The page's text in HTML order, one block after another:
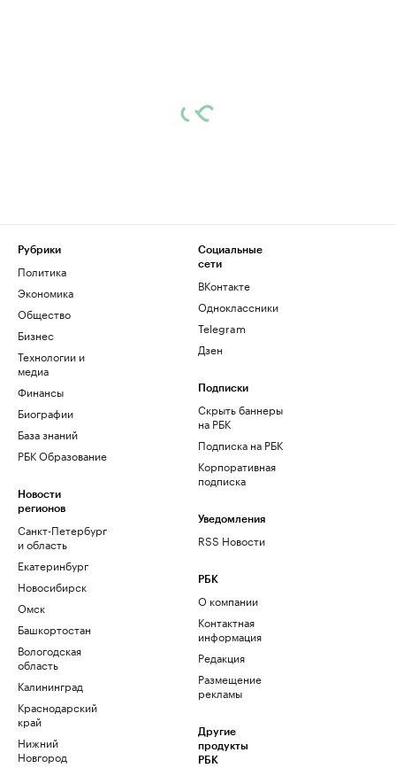
Рубрики
Политика
Экономика
Общество
Бизнес
Технологии и
медиа
Финансы
Биографии
База знаний
РБК Образование
Новости
регионов
Санкт-Петербург
и область
Екатеринбург
Новосибирск
Омск
Башкортостан
Вологодская
область
Калининград
Краснодарский
край
Нижний
Новгород
Социальные
сети
ВКонтакте
Одноклассники
Telegram
Дзен
Подписки
Скрыть баннеры
на РБК
Подписка на РБК
Корпоративная
подписка
Уведомления
RSS Новости
РБК
О компании
Контактная
информация
Редакция
Размещение
рекламы
Другие
продукты
РБК